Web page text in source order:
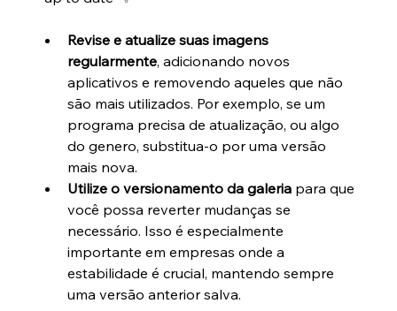
Revise e atualize suas imagens
regularmente, adicionando novos
aplicativos e removendo aqueles que não
são mais utilizados. Por exemplo, se um
programa precisa de atualização, ou algo
do genero, substitua-o por uma versão
mais nova.
Utilize o versionamento da galeria para que
você possa reverter mudanças se
necessário. Isso é especialmente
importante em empresas onde a
estabilidade é crucial, mantendo sempre
uma versão anterior salva.